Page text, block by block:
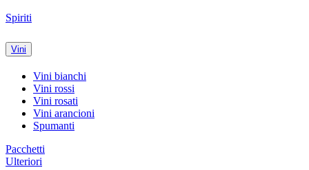
Spiriti
Vini
Vini bianchi
Vini rossi
Vini rosati
Vini arancioni
Spumanti
Pacchetti
Ulteriori